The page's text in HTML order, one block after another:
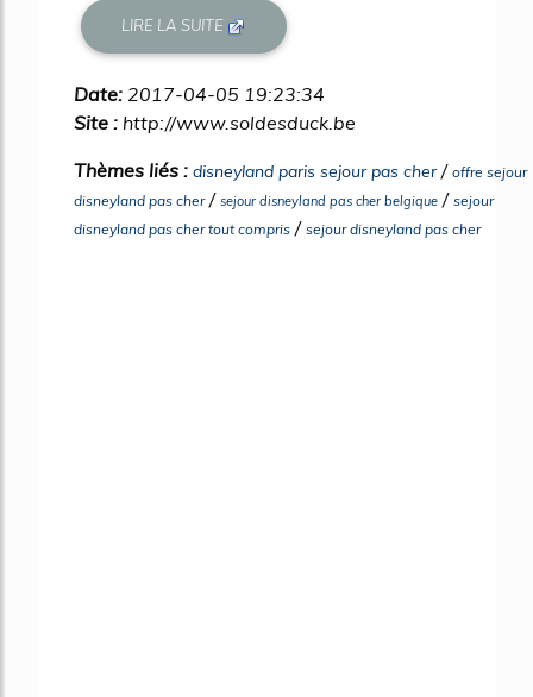
LIRE LA SUITE
Date: 2017-04-05 19:23:34
Site : http://www.soldesduck.be
Thèmes liés : disneyland paris sejour pas cher/ offre sejour
disneyland pas cher/ sejour disneyland pas cher belgique / sejour
disneyland pas cher tout compris / sejour disneyland pas cher